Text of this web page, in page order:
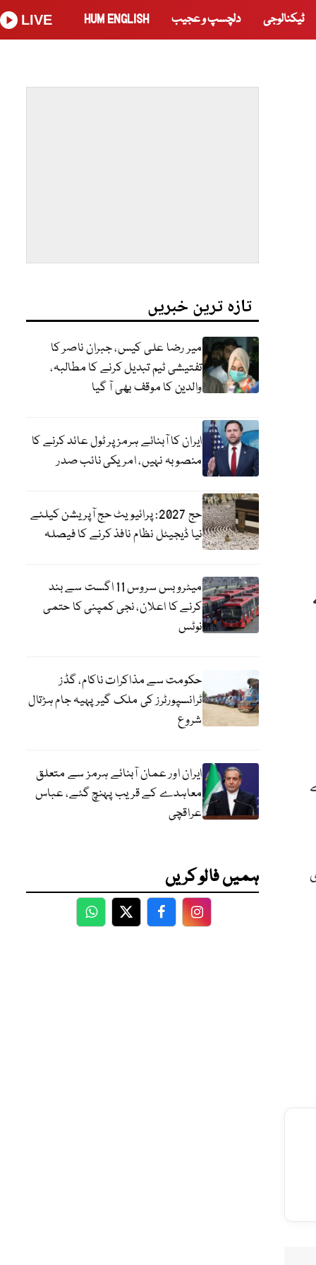
ٹیکنالوجی دلچسپ و عجیب HUM ENGLISH
LIVE
تازہ ترین خبریں
میر رضا علی کیس، جبران ناصر کا
تفتیشی ٹیم تبدیل کرنے کا مطالبہ،
والدین کا موقف بھی آ گیا
ایران کا آبنائے ہرمز پر ٹول عائد کرنے کا
منصوبہ نہیں، امریکی نائب صدر
حج 2027: پرائیویٹ حج آپریشن کیلئے
نیا ڈیجیٹل نظام نافذ کرنے کا فیصلہ
میٹرو بس سروس 11 اگست سے بند
کرنے کا اعلان، نجی کمپنی کا حتمی
نوٹس
حکومت سے مذاکرات ناکام، گڈز
ٹرانسپورٹرز کی ملک گیر پہیہ جام ہڑتال
شروع
ایران اور عمان آبنائے ہرمز سے متعلق
معاہدے کے قریب پہنچ گئے، عباس
عراقچی
ہمیں فالو کریں
WhatsApp
TwitterFacebookFacebook